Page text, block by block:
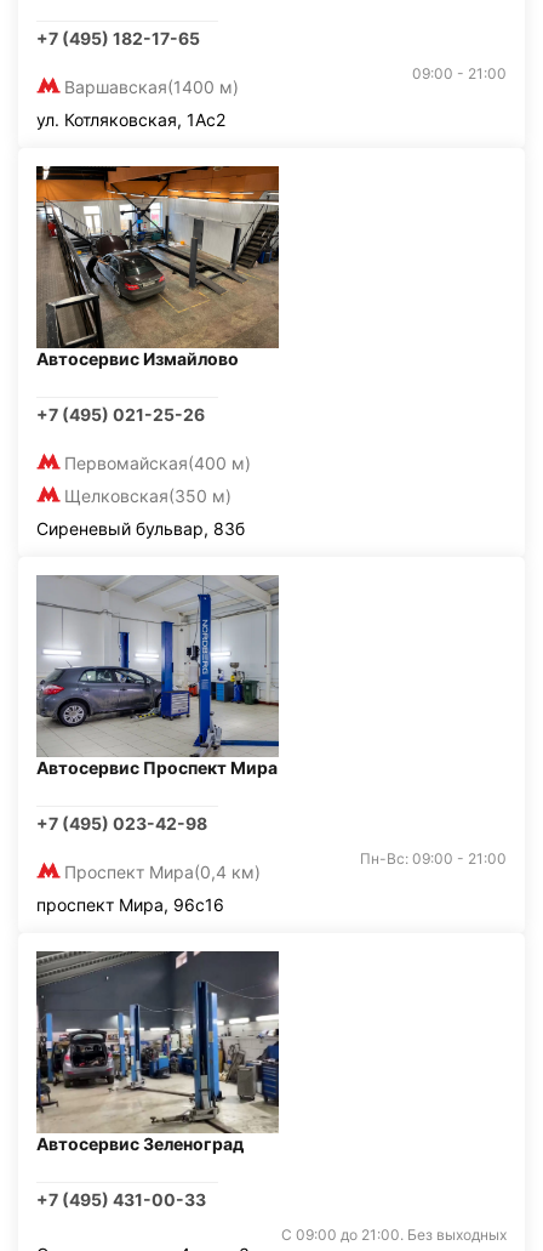
+7 (495) 182-17-65
Варшавская(1400 м)
09:00 - 21:00
ул. Котляковская, 1Ас2
Автосервис Измайлово
+7 (495) 021-25-26
Первомайская(400 м)
Щелковская(350 м)
Сиреневый бульвар, 83б
Автосервис Проспект Мира
+7 (495) 023-42-98
Проспект Мира(0,4 км)
Пн-Вс: 09:00 - 21:00
проспект Мира, 96с16
Автосервис Зеленоград
+7 (495) 431-00-33
С 09:00 до 21:00. Без выходных